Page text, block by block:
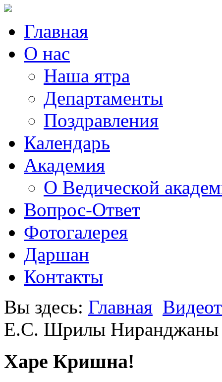
Главная
О нас
Наша ятра
Департаменты
Поздравления
Календарь
Академия
О Ведической
Вопрос-Ответ
Фотогалерея
Даршан
Контакты
Вы здесь: Главная
Е.С. Шрилы Ниранджаны
Харе Кришна!